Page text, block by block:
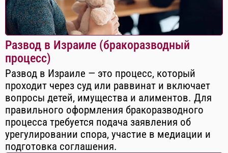
Развод в Израиле (бракоразводный
процесс)
Развод в Израиле — это процесс, который
проходит через суд или раввинат и включает
вопросы детей, имущества и алиментов. Для
правильного оформления бракоразводного
процесса требуется подача заявления об
урегулировании спора, участие в медиации и
подготовка соглашения.